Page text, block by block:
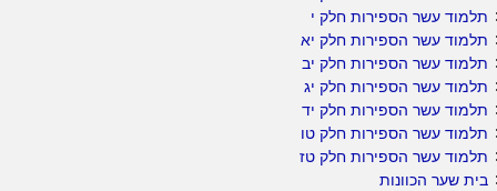
תלמוד עשר הספירות חלק י
תלמוד עשר הספירות חלק יא
תלמוד עשר הספירות חלק יב
תלמוד עשר הספירות חלק יג
תלמוד עשר הספירות חלק יד
תלמוד עשר הספירות חלק טו
תלמוד עשר הספירות חלק טז
בית שער הכוונות